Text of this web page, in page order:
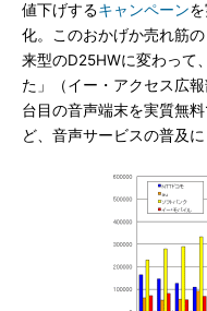
値下げするキャンペーン
化。このおかげか売れ筋の
来型のD25HWに変わって、
た」（イー・アクセス広
台目の音声端末を実質無
ど、音声サービスの普及に